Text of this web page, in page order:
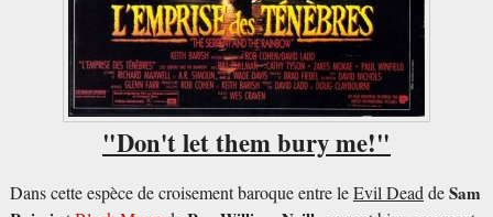
"Don't let them bury me!"
Dans cette espèce de croisement baroque entre leEvil DeaddeSam